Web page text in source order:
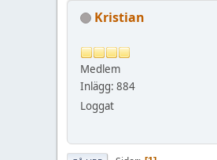
Kristian
Medlem
Inlägg: 884
Loggat